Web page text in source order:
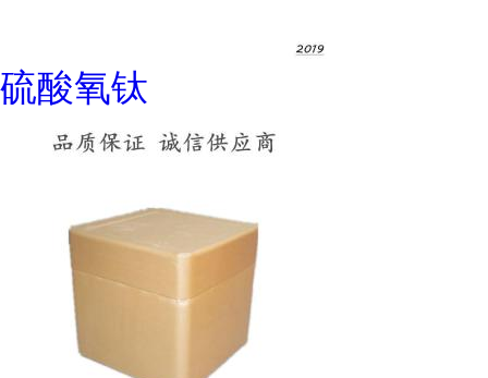
硫酸氧钛